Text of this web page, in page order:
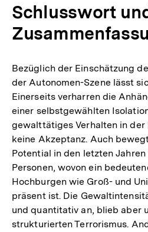
Schlusswort
Bezüglich der Einschätzung
der Autonomen-Szene lässt
Einerseits verharren die
einer selbstgewählten
gewalttätiges Verhalten in
keine Akzeptanz. Auch
Potential in den letzten
Personen, wovon ein
Hochburgen wie Groß- und
präsent ist. Die
und quantitativ an, blieb aber
strukturierten Terrorismus.